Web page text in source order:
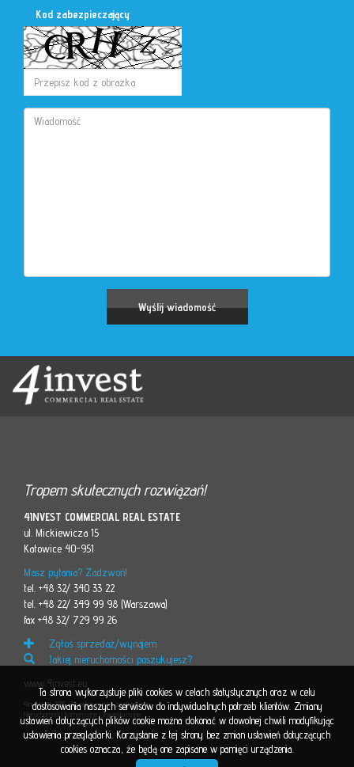
Kod zabezpieczający
Tropem skutecznych rozwiązań!
4INVEST COMMERCIAL REAL ESTATE
ul. Mickiewicza 15
Katowice 40-951
Masz pytania? Zadzwoń!
tel. +48 32/ 340 33 22
tel. +48 22/ 349 99 98 (Warszawa)
fax +48 32/ 729 99 26
Zgłoś sprzedaż/wynajem
Jakiej nieruchomości poszukujesz?
www.4invest.eu
4invest © 2015. Wszelkie prawa zastrzeżone
Nieruchomości Komercyjne i Inwestycyjne
Ta strona wykorzystuje pliki cookies w celach statystycznych oraz w celu
dostosowania naszych serwisów do indywidualnych potrzeb klientów. Zmiany
ustawień dotyczących plików cookie można dokonać w dowolnej chwili modyfikując
ustawienia przeglądarki. Korzystanie z tej strony bez zmian ustawień dotyczących
cookies oznacza, że będą one zapisane w pamięci urządzenia.